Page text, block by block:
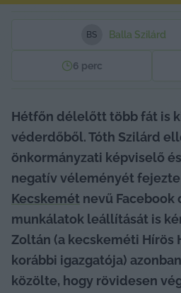
BS Balla Szilárd
6 perc
Hétfőn délelőtt több fát is
véderdőből. Tóth Szilárd
önkormányzati képviselő
negatív véleményét fejezte
Kecskemét nevű Facebook
munkálatok leállítását is
Zoltán (a kecskeméti Hírös
korábbi igazgatója)
közölte, hogy rövidesen